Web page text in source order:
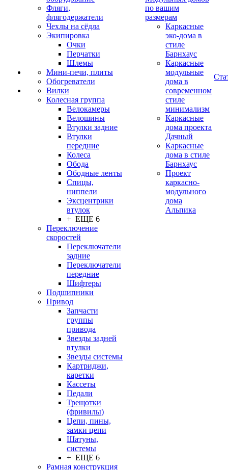
Фляги,
флягодержатели
Чехлы на сёдла
Экипировка
Очки
Перчатки
Шлемы
Мини-печи, плиты
Обогреватели
Вилки
Колесная группа
Велокамеры
Велошины
Втулки задние
Втулки
передние
Колеса
Обода
Ободные ленты
Спицы,
ниппели
Эксцентрики
втулок
+ ЕЩЕ 6
Переключение
скоростей
Переключатели
задние
Переключатели
передние
Шифтеры
Подшипники
Привод
Запчасти
группы
привода
Звезды задней
втулки
Звезды системы
Картриджи,
каретки
Кассеты
Педали
Трещотки
(фривилы)
Цепи, пины,
замки цепи
Шатуны,
системы
+ ЕЩЕ 6
Рамная конструкция
по вашим
размерам
Каркасные
эко-дома в
стиле
Барнхаус
Каркасные
модульные
дома в
современном
стиле
минимализм
Каркасные
дома проекта
Дачный
Каркасные
дома в стиле
Барнхаус
Проект
каркасно-
модульного
дома
Альпика